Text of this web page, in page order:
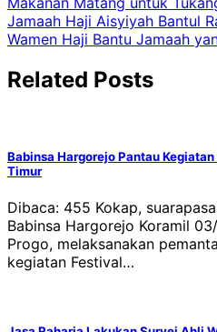
pos
Jamaah Haji Aisyiyah Bantul
Wamen Haji Bantu Jamaah
Related Posts
Babinsa Hargorejo Pantau
Timur
Dibaca: 455 Kokap,
Babinsa Hargorejo Koramil
Progo, melaksanakan
kegiatan Festival…